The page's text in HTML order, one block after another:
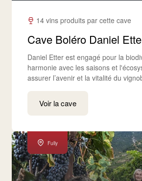
14 vins produits par cette cave
Cave Boléro Daniel
Daniel Etter est engagé pour la
harmonie avec les saisons et
assurer l’avenir et la vitalité du
Voir la cave
Fully